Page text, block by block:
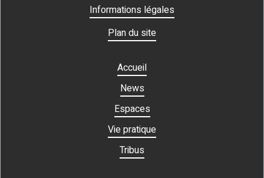
Informations légales
Plan du site
Accueil
News
Espaces
Vie pratique
Tribus